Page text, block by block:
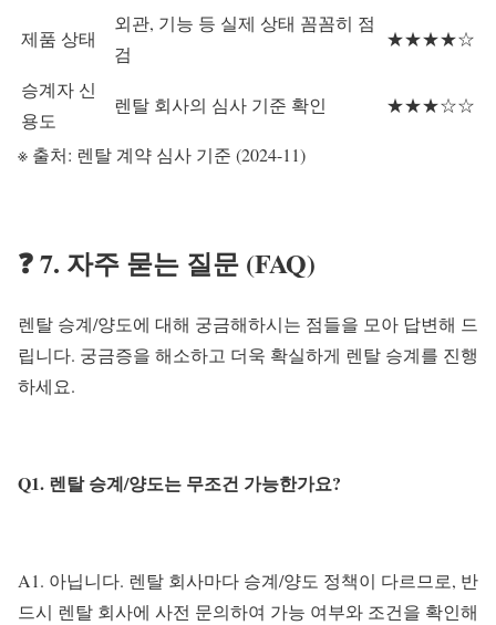
제품 상태
외관, 기능 등 실제 상태 꼼꼼히 점
검
★★★★☆
승계자 신
용도
렌탈 회사의 심사 기준 확인 ★★★☆☆
※ 출처: 렌탈 계약 심사 기준 (2024-11)
❓ 7. 자주 묻는 질문 (FAQ)
렌탈 승계/양도에 대해 궁금해하시는 점들을 모아 답변해 드
립니다. 궁금증을 해소하고 더욱 확실하게 렌탈 승계를 진행
하세요.
Q1. 렌탈 승계/양도는 무조건 가능한가요?
A1. 아닙니다. 렌탈 회사마다 승계/양도 정책이 다르므로, 반
드시 렌탈 회사에 사전 문의하여 가능 여부와 조건을 확인해